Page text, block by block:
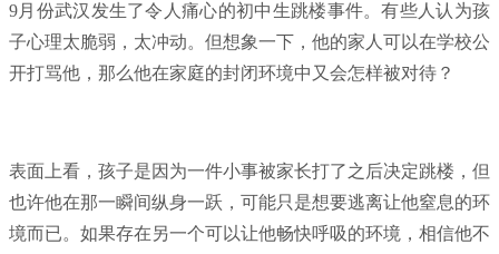
9月份武汉发生了令人痛心的初中生跳楼事件。有些人认为孩
子心理太脆弱，太冲动。但想象一下，他的家人可以在学校公
开打骂他，那么他在家庭的封闭环境中又会怎样被对待？
表面上看，孩子是因为一件小事被家长打了之后决定跳楼，但
也许他在那一瞬间纵身一跃，可能只是想要逃离让他窒息的环
境而已。如果存在另一个可以让他畅快呼吸的环境，相信他不